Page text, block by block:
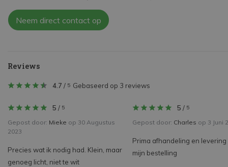
Neem direct contact op
Reviews
4.7 / 5 Gebaseerd op 3 reviews
5 / 5
Gepost door: Mieke op 30 Augustus
2023
Precies wat ik nodig had. Klein, maar
genoeg licht, niet te wit
5 / 5
Gepost door: Charles op 3 Juni
Prima afhandeling en levering
mijn bestelling